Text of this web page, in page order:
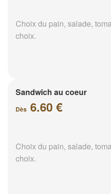
Choix du pain, salade,
choix.
Sandwich au coeur
Dès 6.60 €
Choix du pain, salade,
choix.